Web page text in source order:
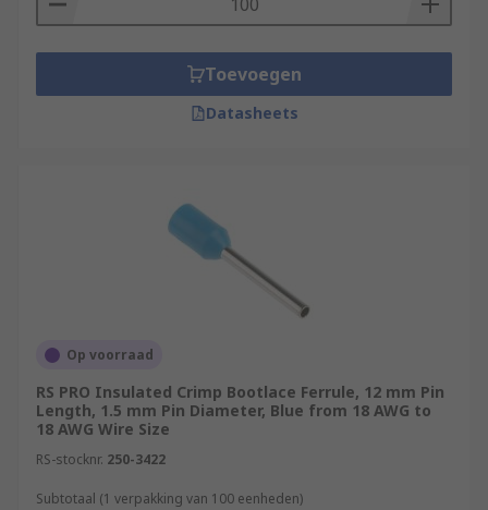
Toevoegen
Datasheets
Op voorraad
RS PRO Insulated Crimp Bootlace Ferrule, 12 mm Pin
Length, 1.5 mm Pin Diameter, Blue from 18 AWG to
18 AWG Wire Size
RS-stocknr. 250-3422
Subtotaal (1 verpakking van 100 eenheden)